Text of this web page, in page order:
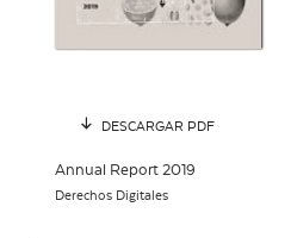
DESCARGAR PDF
Annual Report 2019
Derechos Digitales